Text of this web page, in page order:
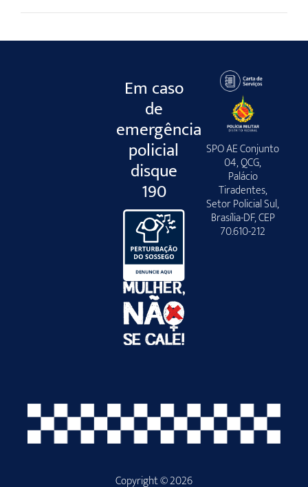
Em caso
de
emergência
policial
disque
190
SPO AE Conjunto
04, QCG,
Palácio
Tiradentes,
Setor Policial Sul,
Brasília-DF, CEP
70.610-212
Copyright © 2026